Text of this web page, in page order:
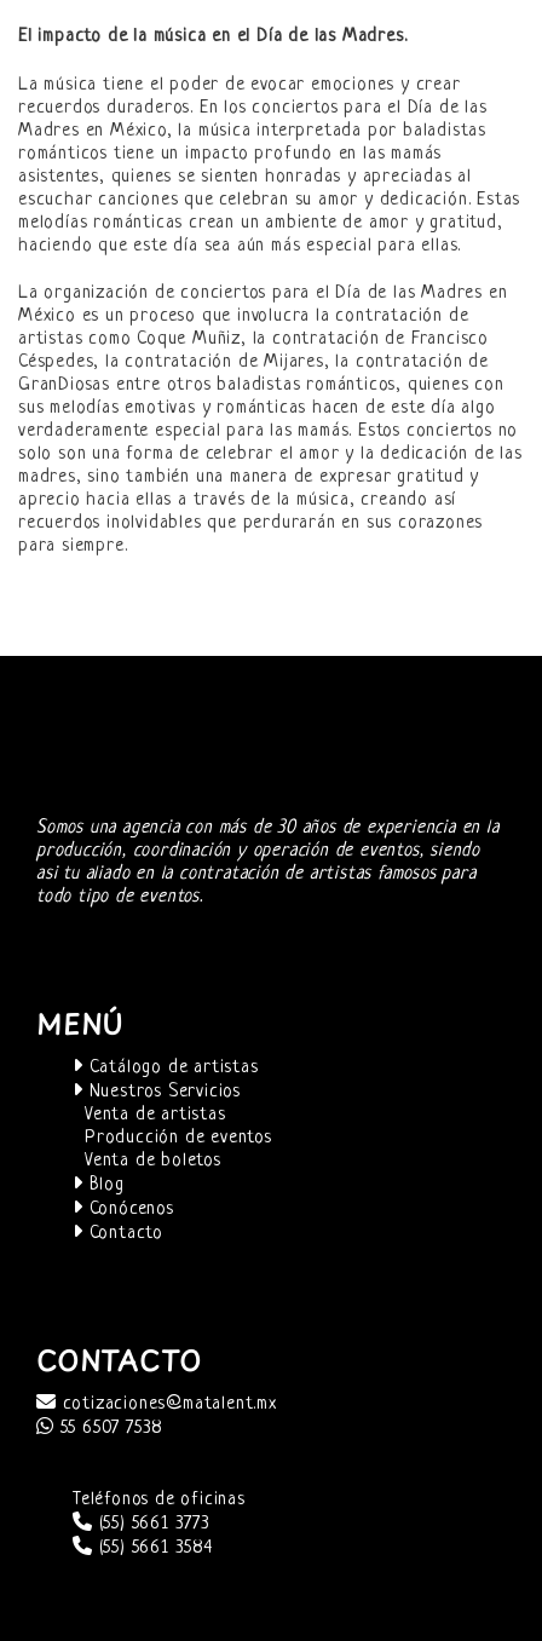
El impacto de la música en el Día de las Madres.
La música tiene el poder de evocar emociones y crear
recuerdos duraderos. En los conciertos para el Día de las
Madres en México, la música interpretada por baladistas
románticos tiene un impacto profundo en las mamás
asistentes, quienes se sienten honradas y apreciadas al
escuchar canciones que celebran su amor y dedicación. Estas
melodías románticas crean un ambiente de amor y gratitud,
haciendo que este día sea aún más especial para ellas.
La organización de conciertos para el Día de las Madres en
México es un proceso que involucra la contratación de
artistas como Coque Muñiz, la contratación de Francisco
Céspedes, la contratación de Mijares, la contratación de
GranDiosas entre otros baladistas románticos, quienes con
sus melodías emotivas y románticas hacen de este día algo
verdaderamente especial para las mamás. Estos conciertos no
solo son una forma de celebrar el amor y la dedicación de las
madres, sino también una manera de expresar gratitud y
aprecio hacia ellas a través de la música, creando así
recuerdos inolvidables que perdurarán en sus corazones
para siempre.
Somos una agencia con más de 30 años de experiencia en la
producción, coordinación y operación de eventos, siendo
asi tu aliado en la contratación de artistas famosos para
todo tipo de eventos.
MENÚ
Catálogo de artistas
Nuestros Servicios
Venta de artistas
Producción de eventos
Venta de boletos
Blog
Conócenos
Contacto
CONTACTO
cotizaciones@matalent.mx
55 6507 7538
Teléfonos de oficinas
(55) 5661 3773
(55) 5661 3584